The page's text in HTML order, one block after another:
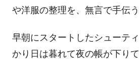
や洋服の整理を、無言で手伝う
早朝にスタートしたシューテ
かり日は暮れて夜の帳が下り